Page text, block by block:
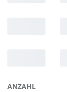
ANZAHL